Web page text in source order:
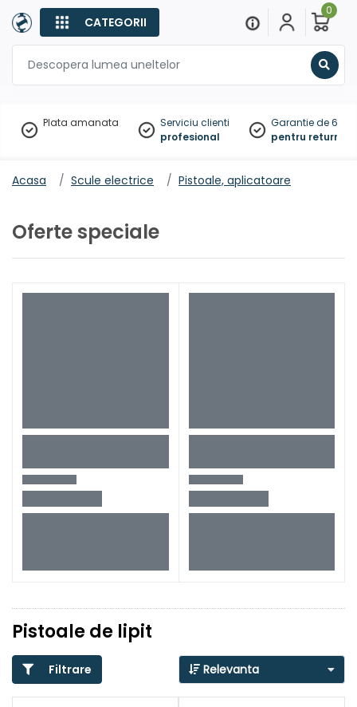
CATEGORII
0
Plata amanata
Serviciu clienti
profesional
Garantie de 60
pentru
Acasa Scule electrice Pistoale, aplicatoare
Oferte speciale
Pistoale de lipit
Filtrare Relevanta